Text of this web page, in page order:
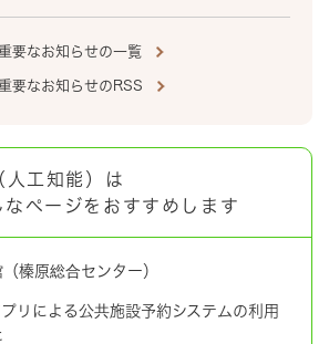
要なお知らせの一覧
要なお知らせのRSS
人工知能）は
なページをおすすめします
榛原総合センター）
リによる公共施設予約システムの利用